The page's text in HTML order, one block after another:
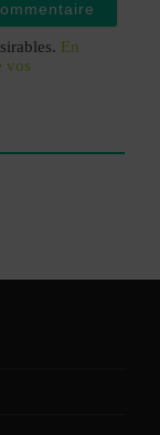
En
vos